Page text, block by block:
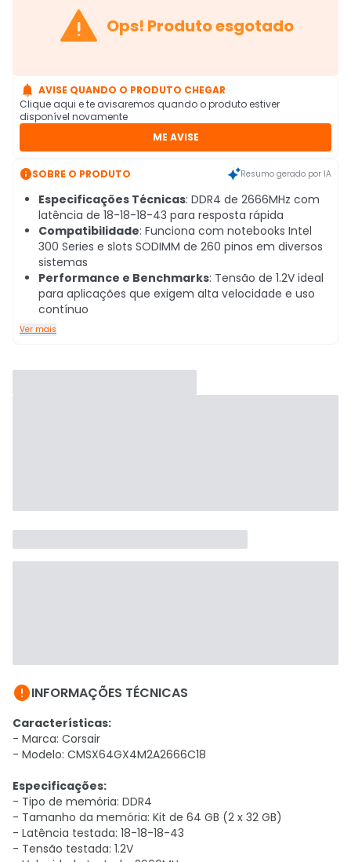
 Ops! Produto esgotado
 AVISE QUANDO O PRODUTO CHEGAR
Clique aqui e te avisaremos quando o produto estiver
disponível novamente
ME AVISE
SOBRE O PRODUTO Resumo gerado por IA
Especificações Técnicas: DDR4 de 2666MHz com
latência de 18-18-18-43 para resposta rápida
Compatibilidade: Funciona com notebooks Intel
300 Series e slots SODIMM de 260 pinos em diversos
sistemas
Performance e Benchmarks: Tensão de 1.2V ideal
para aplicações que exigem alta velocidade e uso
contínuo
Ver mais
INFORMAÇÕES TÉCNICAS
Características:
- Marca: Corsair
- Modelo: CMSX64GX4M2A2666C18
Especificações:
- Tipo de memória: DDR4
- Tamanho da memória: Kit de 64 GB (2 x 32 GB)
- Latência testada: 18-18-18-43
- Tensão testada: 1.2V